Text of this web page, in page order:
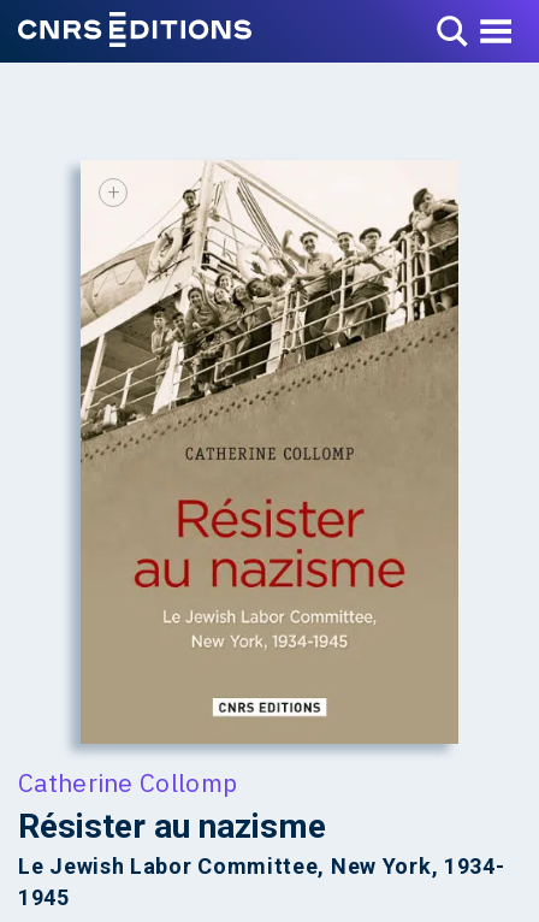
Toggle Menu
+
Catherine Collomp
Résister au nazisme
Le Jewish Labor Committee, New York, 1934-
1945